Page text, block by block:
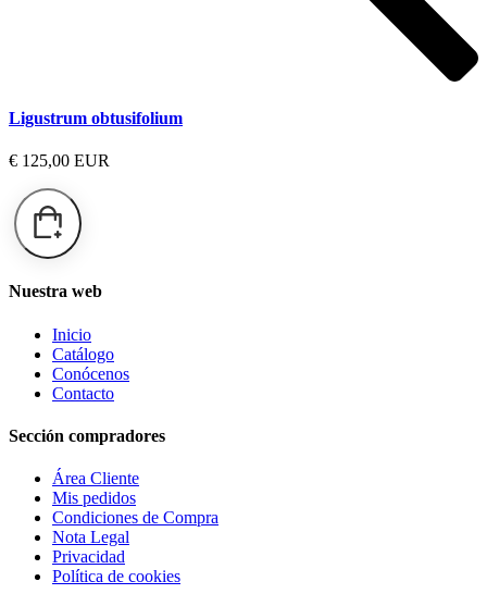
Ligustrum obtusifolium
€ 125,00 EUR
Nuestra web
Inicio
Catálogo
Conócenos
Contacto
Sección compradores
Área Cliente
Mis pedidos
Condiciones de Compra
Nota Legal
Privacidad
Política de cookies